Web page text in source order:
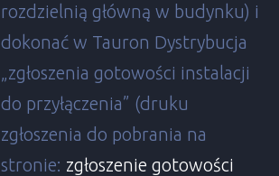
rozdzielnią główną w budynku) i
dokonać w Tauron Dystrybucja
„zgłoszenia gotowości instalacji
do przyłączenia” (druku
zgłoszenia do pobrania na
stronie: zgłoszenie gotowości